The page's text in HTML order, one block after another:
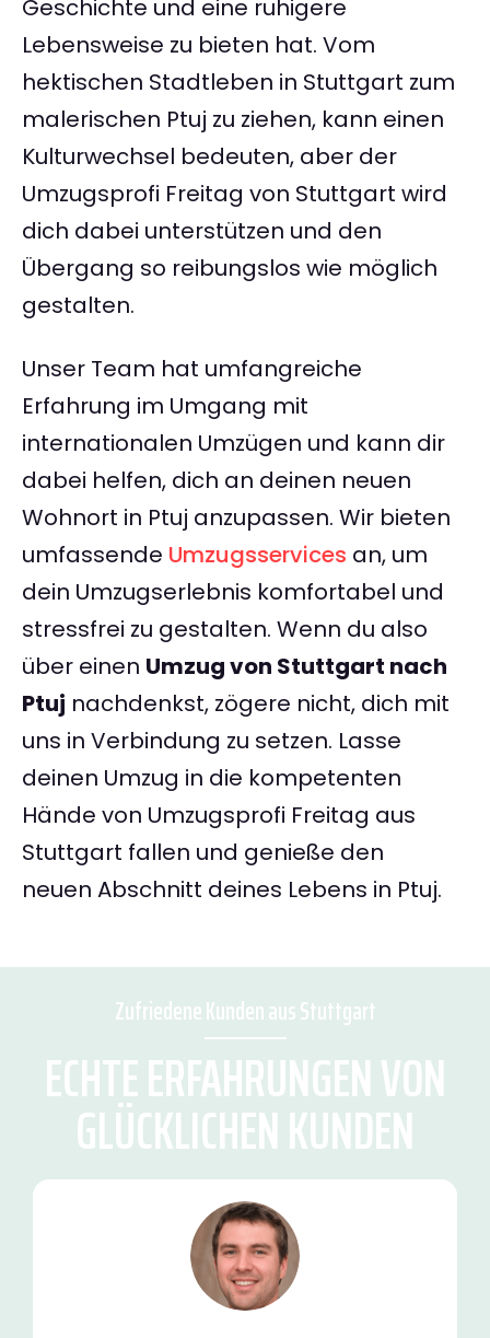
Geschichte und eine ruhigere
Lebensweise zu bieten hat. Vom
hektischen Stadtleben in Stuttgart zum
malerischen Ptuj zu ziehen, kann einen
Kulturwechsel bedeuten, aber der
Umzugsprofi Freitag von Stuttgart wird
dich dabei unterstützen und den
Übergang so reibungslos wie möglich
gestalten.
Unser Team hat umfangreiche
Erfahrung im Umgang mit
internationalen Umzügen und kann dir
dabei helfen, dich an deinen neuen
Wohnort in Ptuj anzupassen. Wir bieten
umfassende Umzugsservices an, um
dein Umzugserlebnis komfortabel und
stressfrei zu gestalten. Wenn du also
über einen Umzug von Stuttgart nach
Ptuj nachdenkst, zögere nicht, dich mit
uns in Verbindung zu setzen. Lasse
deinen Umzug in die kompetenten
Hände von Umzugsprofi Freitag aus
Stuttgart fallen und genieße den
neuen Abschnitt deines Lebens in Ptuj.
Zufriedene Kunden aus Stuttgart
ECHTE ERFAHRUNGEN VON
GLÜCKLICHEN KUNDEN